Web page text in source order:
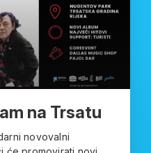
na Trsatu
novovalni